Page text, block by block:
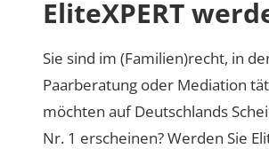
EliteXPERT
Sie sind im (Familien)recht, in
Paarberatung oder Mediation
möchten auf Deutschlands
Nr. 1 erscheinen? Werden Sie